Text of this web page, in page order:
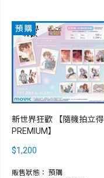
新世界狂歡 【隨機拍立得
PREMIUM】
$1,200
販售狀態： 預購